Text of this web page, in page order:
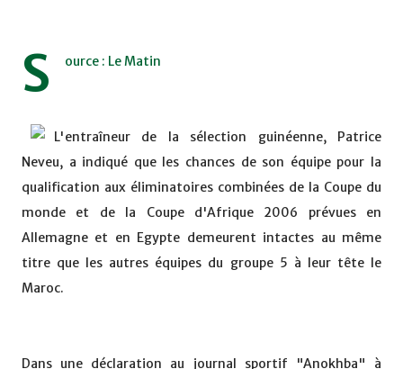
S ource : Le Matin
L'entraîneur de la sélection guinéenne, Patrice
Neveu, a indiqué que les chances de son équipe pour la
qualification aux éliminatoires combinées de la Coupe du
monde et de la Coupe d'Afrique 2006 prévues en
Allemagne et en Egypte demeurent intactes au même
titre que les autres équipes du groupe 5 à leur tête le
Maroc.
Dans une déclaration au journal sportif "Anokhba" à